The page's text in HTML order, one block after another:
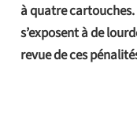
à quatre
s’exposent à de
revue de ces